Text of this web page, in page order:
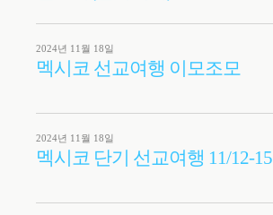
2024년 11월 18일
멕시코 선교여행 이모조모
2024년 11월 18일
멕시코 단기 선교여행 11/12-15